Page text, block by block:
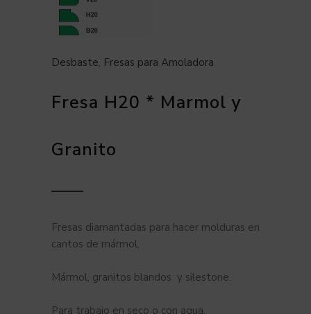
Desbaste, Fresas para Amoladora
Fresa H20 * Marmol y
Granito
Fresas diamantadas para hacer molduras en
cantos de mármol,
Mármol, granitos blandos y silestone.
Para trabajo en seco o con agua.